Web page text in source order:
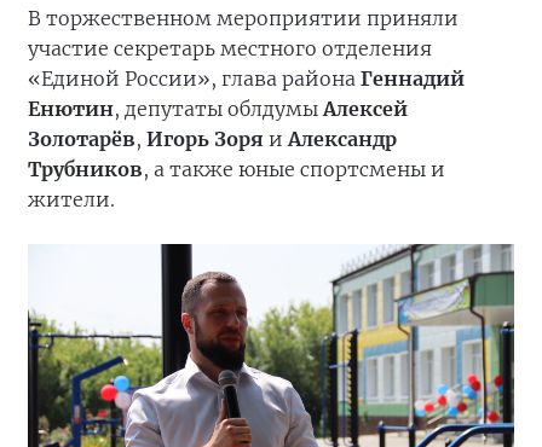
В торжественном мероприятии приняли
участие секретарь местного отделения
«Единой России», глава района Геннадий
Енютин, депутаты облдумыАлексей
Золотарёв, Игорь Зоря иАлександр
Трубников, а также юные спортсмены и
жители.